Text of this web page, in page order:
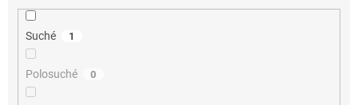
Suché 1
Polosuché 0